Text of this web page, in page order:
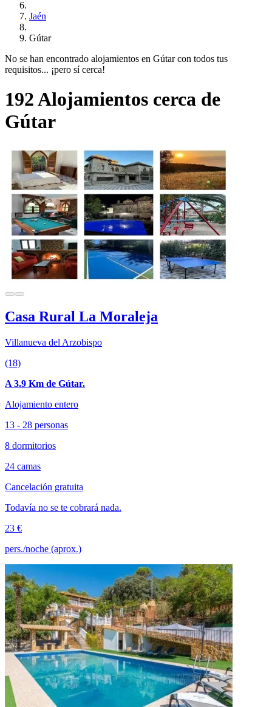
Jaén
Gútar
No se han encontrado alojamientos en Gútar con todos tus
requisitos... ¡pero sí cerca!
192 Alojamientos cerca de
Gútar
Casa Rural La Moraleja
Villanueva del Arzobispo
(18)
A 3.9 Km de Gútar.
Alojamiento entero
13 - 28 personas
8 dormitorios
24 camas
Cancelación gratuita
Todavía no se te cobrará nada.
23 €
pers./noche (aprox.)